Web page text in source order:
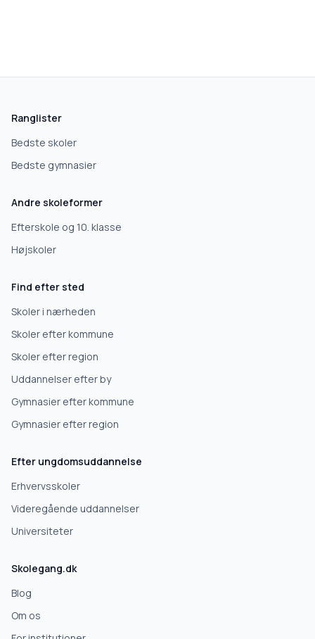
Ranglister
Bedste skoler
Bedste gymnasier
Andre skoleformer
Efterskole og 10. klasse
Højskoler
Find efter sted
Skoler i nærheden
Skoler efter kommune
Skoler efter region
Uddannelser efter by
Gymnasier efter kommune
Gymnasier efter region
Efter ungdomsuddannelse
Erhvervsskoler
Videregående uddannelser
Universiteter
Skolegang.dk
Blog
Om os